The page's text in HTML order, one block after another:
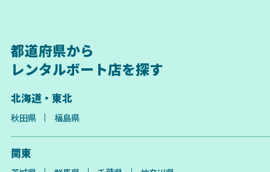
都道府県から
レンタルボート店を探す
北海道・東北
秋田県 福島県
関東